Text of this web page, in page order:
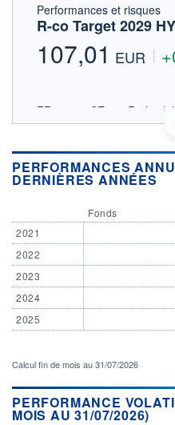
Performances et risques
R-co Target 2029
107,01 EUR
FR001400SE57 -
OPCVM DERNIER COURS
04/12
CATÉGORIE MORNINGSTAR
Obligations à échéance
ÉLIGIBILITÉ
PEA PEA-PME
CTO BUSINESS
PERFORMANCES
DERNIÈRES ANNÉES
2021
2022
2023
2024
2025
Fonds
Calcul fin de mois au 31/07/2026
PERFORMANCE
MOIS AU 31/07/2026)